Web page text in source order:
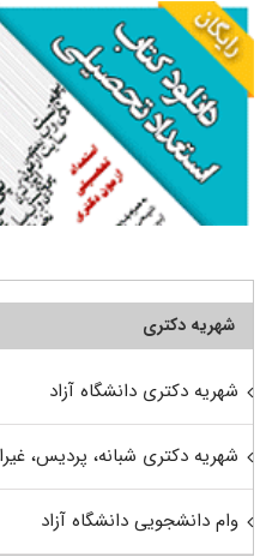
شهریه دکتری
شهریه دکتری دانشگاه آزاد
شهریه دکتری شبانه، پردیس،
وام دانشجویی دانشگاه آزاد